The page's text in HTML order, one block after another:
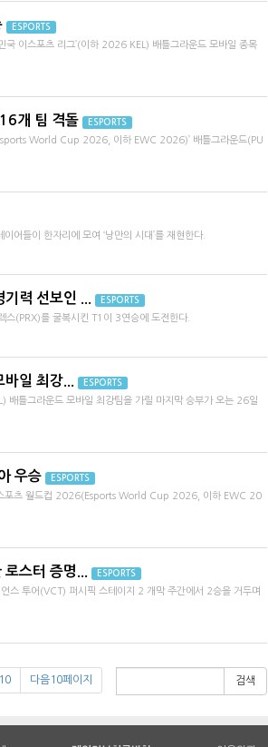
ESPORTS
이스포츠 리그’(이하 2026 KEL) 배틀그라운드 모바일 종목
개 팀 격돌 ESPORTS
World Cup 2026, 이하 EWC 2026)’ 배틀그라운드(PU
어들이 한자리에 모여 ‘낭만의 시대’를 재현한다.
력 선보인 ... ESPORTS
스(PRX)를 굴복시킨 T1이 3연승에 도전한다.
일 최강... ESPORTS
배틀그라운드 모바일 최강팀을 가릴 마지막 승부가 오는 26일
우승 ESPORTS
포츠 월드컵 2026(Esports World Cup 2026, 이하 EWC 20
스터 증명... ESPORTS
스 투어(VCT) 퍼시픽 스테이지 2 개막 주간에서 2승을 거두며
10 다음10페이지 검색